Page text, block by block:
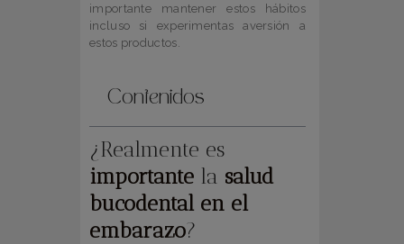
importante mantener estos hábitos
incluso si experimentas aversión a
estos productos.
Contenidos
¿Realmente es
importante la salud
bucodental en el
embarazo?